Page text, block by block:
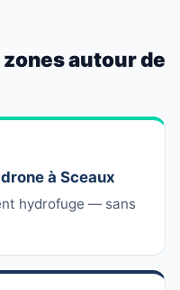
autour de
à Sceaux
hydrofuge — sans